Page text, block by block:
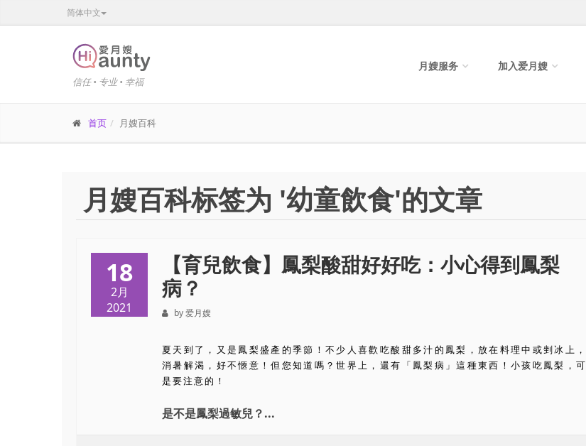
简体中文
信任 • 专业 • 幸福
月嫂服务 加入爱月嫂
首页 月嫂百科
月嫂百科标签为 '幼童飲食'的文章
18
2月
2021
【育兒飲食】鳳梨酸甜好好吃：小心得到鳳梨
病？
by 爱月嫂
夏天到了，又是鳳梨盛產的季節！不少人喜歡吃酸甜多汁的鳳梨，放在料理中或剉冰上，
消暑解渴，好不愜意！但您知道嗎？世界上，還有「鳳梨病」這種東西！小孩吃鳳梨，可
是要注意的！
是不是鳳梨過敏兒？...